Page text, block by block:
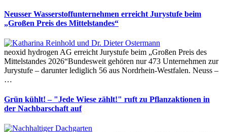
Neusser Wasserstoffunternehmen erreicht Jurystufe beim
„Großen Preis des Mittelstandes“
neoxid hydrogen AG erreicht Jurystufe beim „Großen Preis des
Mittelstandes 2026“Bundesweit gehören nur 473 Unternehmen zur
Jurystufe – darunter lediglich 56 aus Nordrhein-Westfalen. Neuss –
…
Grün kühlt! – "Jede Wiese zählt!" ruft zu Pflanzaktionen in
der Nachbarschaft auf